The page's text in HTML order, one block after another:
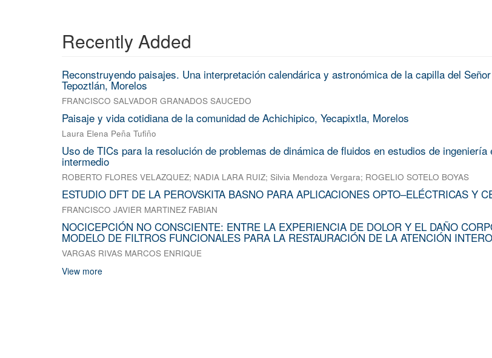
Recently Added
Reconstruyendo paisajes. Una interpretación calendárica y astronómica de la capilla del
Tepoztlán, Morelos
FRANCISCO SALVADOR GRANADOS SAUCEDO
Paisaje y vida cotidiana de la comunidad de Achichipico, Yecapixtla, Morelos
Laura Elena Peña Tufiño
Uso de TICs para la resolución de problemas de dinámica de fluidos en estudios de ingeniería
intermedio
ROBERTO FLORES VELAZQUEZ; NADIA LARA RUIZ; Silvia Mendoza Vergara; ROGELIO SOTELO BOYAS
ESTUDIO DFT DE LA PEROVSKITA BASNO PARA APLICACIONES OPTO–ELÉCTRICAS Y
FRANCISCO JAVIER MARTINEZ FABIAN
NOCICEPCIÓN NO CONSCIENTE: ENTRE LA EXPERIENCIA DE DOLOR Y EL DAÑO
MODELO DE FILTROS FUNCIONALES PARA LA RESTAURACIÓN DE LA ATENCIÓN
VARGAS RIVAS MARCOS ENRIQUE
View more